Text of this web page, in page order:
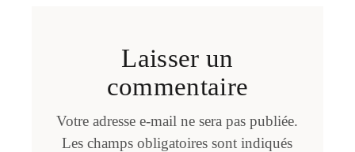
Laisser un
commentaire
Votre adresse e-mail ne sera pas publiée.
Les champs obligatoires sont indiqués